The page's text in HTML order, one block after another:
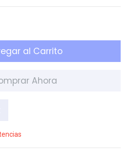
al Carrito
Ahora